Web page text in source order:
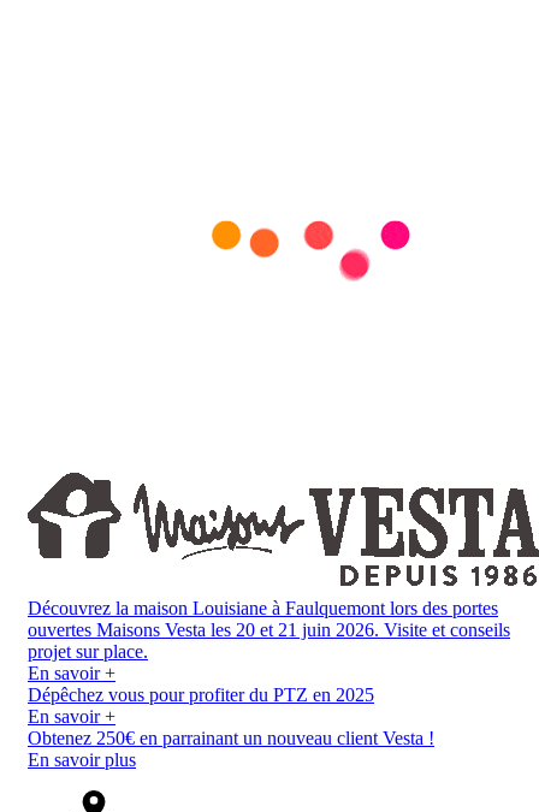
Découvrez la maison Louisiane à Faulquemont lors des portes
ouvertes Maisons Vesta les 20 et 21 juin 2026. Visite et conseils
projet sur place.
En savoir +
Dépêchez vous pour profiter du PTZ en 2025
En savoir +
Obtenez 250€ en parrainant un nouveau client Vesta !
En savoir plus